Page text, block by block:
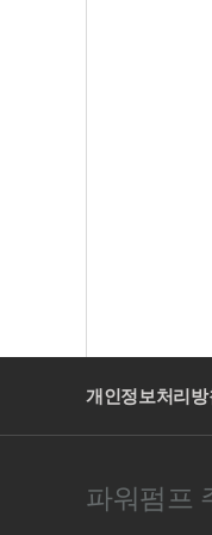
개인정보처리방
파워펌프